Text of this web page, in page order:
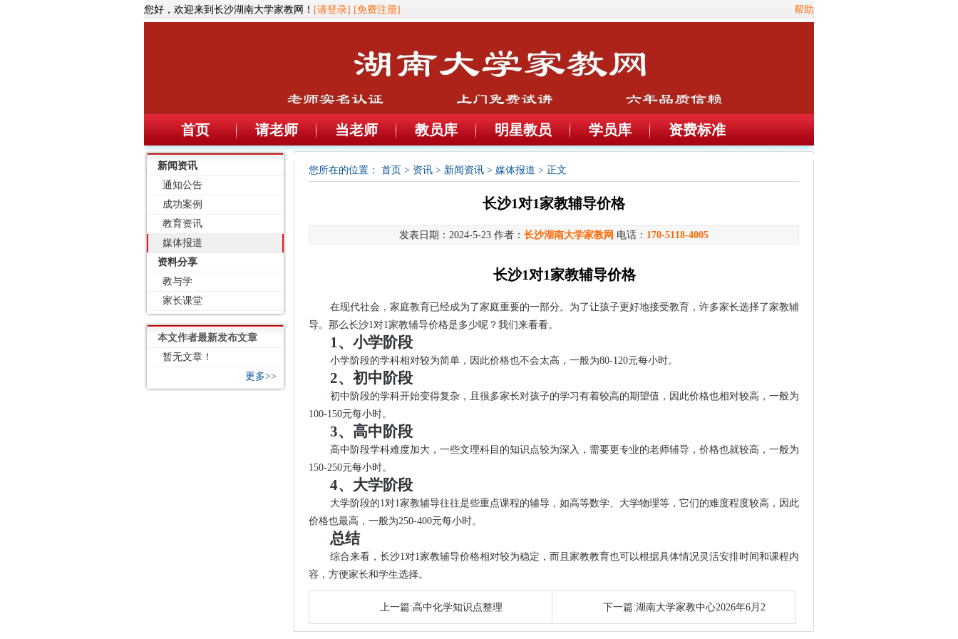
您好，欢迎来到长沙湖南大学家教网！ [请登录] [免费注册] 帮助
首页 请老师 当老师 教员库 明星教员 学员库 资费标准
新闻资讯
通知公告
成功案例
教育资讯
媒体报道
资料分享
教与学
家长课堂
本文作者最新发布文章
暂无文章！
更多>>
您所在的位置： 首页 > 资讯 > 新闻资讯 > 媒体报道 > 正文
长沙1对1家教辅导价格
发表日期：2024-5-23 作者： 长沙湖南大学家教网 电话： 170-5118-4005
长沙1对1家教辅导价格
在现代社会，家庭教育已经成为了家庭重要的一部分。为了让孩子更好地接受教育，许多家长选择了家教辅
导。那么长沙1对1家教辅导价格是多少呢？我们来看看。
1、小学阶段
小学阶段的学科相对较为简单，因此价格也不会太高，一般为80-120元每小时。
2、初中阶段
初中阶段的学科开始变得复杂，且很多家长对孩子的学习有着较高的期望值，因此价格也相对较高，一般为
100-150元每小时。
3、高中阶段
高中阶段学科难度加大，一些文理科目的知识点较为深入，需要更专业的老师辅导，价格也就较高，一般为
150-250元每小时。
4、大学阶段
大学阶段的1对1家教辅导往往是些重点课程的辅导，如高等数学、大学物理等，它们的难度程度较高，因此
价格也最高，一般为250-400元每小时。
总结
综合来看，长沙1对1家教辅导价格相对较为稳定，而且家教教育也可以根据具体情况灵活安排时间和课程内
容，方便家长和学生选择。
上一篇:高中化学知识点整理 下一篇:湖南大学家教中心2026年6月2